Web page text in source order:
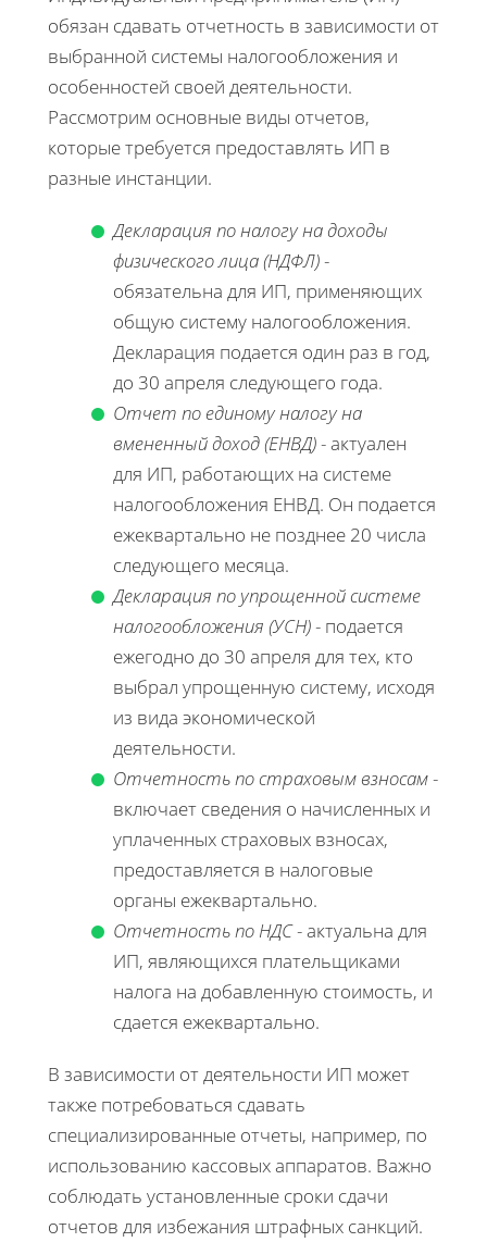
обязан сдавать отчетность в зависимости от
выбранной системы налогообложения и
особенностей своей деятельности.
Рассмотрим основные виды отчетов,
которые требуется предоставлять ИП в
разные инстанции.
Декларация по налогу на доходы
физического лица (НДФЛ)-
обязательна для ИП, применяющих
общую систему налогообложения.
Декларация подается один раз в год,
до 30 апреля следующего года.
Отчет по единому налогу на
вмененный доход (ЕНВД)- актуален
для ИП, работающих на системе
налогообложения ЕНВД. Он подается
ежеквартально не позднее 20 числа
следующего месяца.
Декларация по упрощенной системе
налогообложения (УСН)- подается
ежегодно до 30 апреля для тех, кто
выбрал упрощенную систему, исходя
из вида экономической
деятельности.
Отчетность по страховым взносам-
включает сведения о начисленных и
уплаченных страховых взносах,
предоставляется в налоговые
органы ежеквартально.
Отчетность по НДС- актуальна для
ИП, являющихся плательщиками
налога на добавленную стоимость, и
сдается ежеквартально.
В зависимости от деятельности ИП может
также потребоваться сдавать
специализированные отчеты, например, по
использованию кассовых аппаратов. Важно
соблюдать установленные сроки сдачи
отчетов для избежания штрафных санкций.